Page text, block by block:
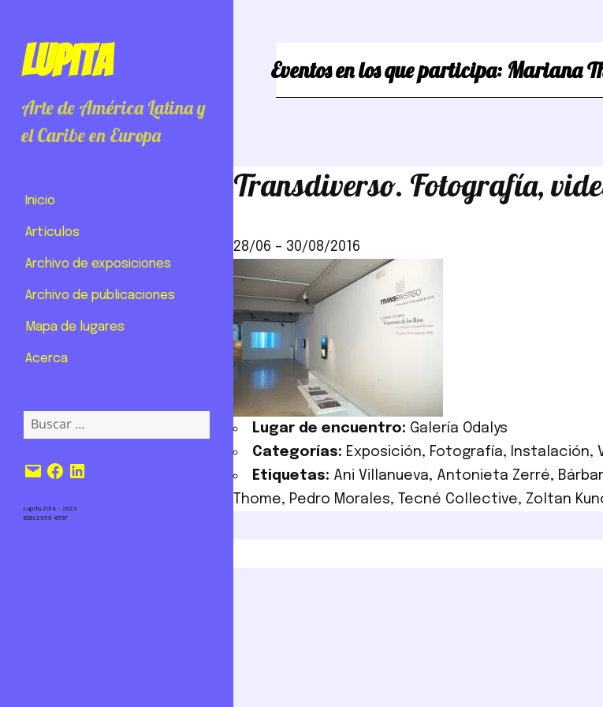
Lupita
Arte de América Latina y
el Caribe en Europa
Inicio
Artículos
Archivo de exposiciones
Archivo de publicaciones
Mapa de lugares
Acerca
Buscar:
Correo
electrónico
Facebook
LinkedIn
Lupita 2014 – 2023
ISSN 2555-6797
Eventos en los que participa: Mariana
Transdiverso. Fotografía,
28/06 – 30/08/2016
Lugar de encuentro: Galería Odalys
Categorías: Exposición, Fotografía, Instalación,
Etiquetas: Ani Villanueva, Antonieta Zerré,
Thome, Pedro Morales, Tecné Collective, Zoltan